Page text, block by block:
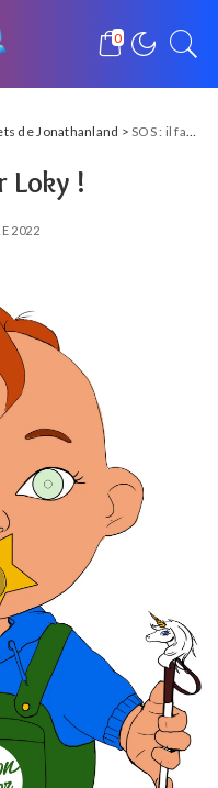
0
de Jonathanland >SOS : il faut retrouver Loky !
Loky !
2022